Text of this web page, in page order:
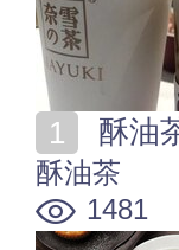
酥油
酥油茶
1481